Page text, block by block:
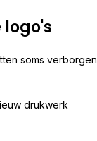
soms verborgen
drukwerk